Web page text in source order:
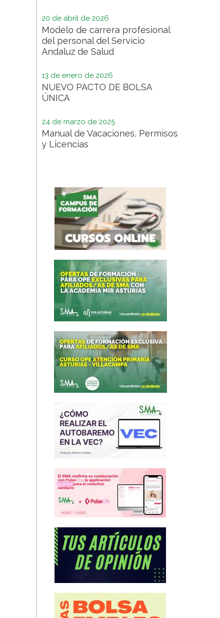
20 de abril de 2026
Modelo de carrera profesional
del personal del Servicio
Andaluz de Salud
13 de enero de 2026
NUEVO PACTO DE BOLSA
ÚNICA
24 de marzo de 2025
Manual de Vacaciones, Permisos
y Licencias